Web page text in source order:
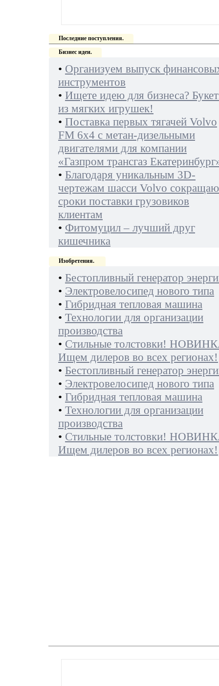
Последние поступления.
Бизнес идеи.
• Организуем выпуск
инструментов
• Ищете идею для бизнеса?
из мягких игрушек!
• Поставка первых тягачей Volvo
FM 6х4 с метан-дизельными
двигателями для компании
«Газпром трансгаз
• Благодаря уникальным 3D-
чертежам шасси Volvo
сроки поставки грузовиков
клиентам
• Фитомуцил – лучший друг
кишечника
Изобретения.
• Бестопливный генератор
• Электровелосипед нового типа
• Гибридная тепловая машина
• Технологии для организации
производства
• Стильные толстовки!
Ищем дилеров во всех регионах!
• Бестопливный генератор
• Электровелосипед нового типа
• Гибридная тепловая машина
• Технологии для организации
производства
• Стильные толстовки!
Ищем дилеров во всех регионах!